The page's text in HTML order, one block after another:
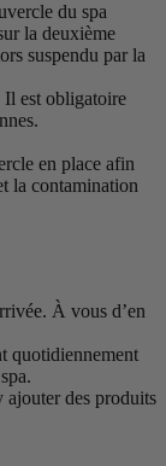
du spa
la deuxième
suspendu par la
Il est obligatoire
en place afin
la contamination
À vous d’en
quotidiennement
ajouter des produits